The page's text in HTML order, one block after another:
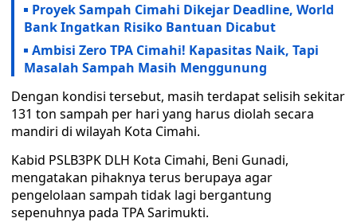
Proyek Sampah Cimahi Dikejar Deadline, World
Bank Ingatkan Risiko Bantuan Dicabut
Ambisi Zero TPA Cimahi! Kapasitas Naik, Tapi
Masalah Sampah Masih Menggunung
Dengan kondisi tersebut, masih terdapat selisih sekitar
131 ton sampah per hari yang harus diolah secara
mandiri di wilayah Kota Cimahi.
Kabid PSLB3PK DLH Kota Cimahi, Beni Gunadi,
mengatakan pihaknya terus berupaya agar
pengelolaan sampah tidak lagi bergantung
sepenuhnya pada TPA Sarimukti.